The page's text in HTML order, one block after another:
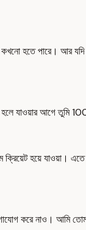
হতে পারে। আর
যাওয়ার আগে তুমি
হয়ে যাওয়া। এতে
করে নাও। আমি